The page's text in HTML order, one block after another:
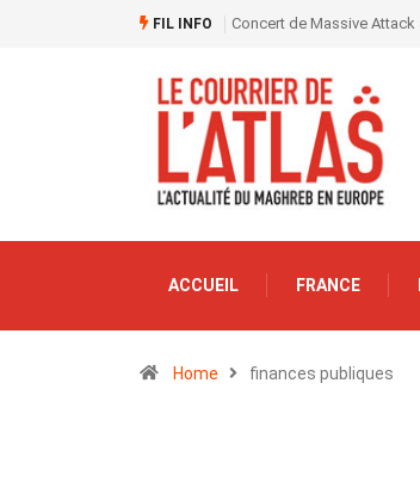
FIL INFO Concert de Massive
ACCUEIL FRANCE
Home finances publiques